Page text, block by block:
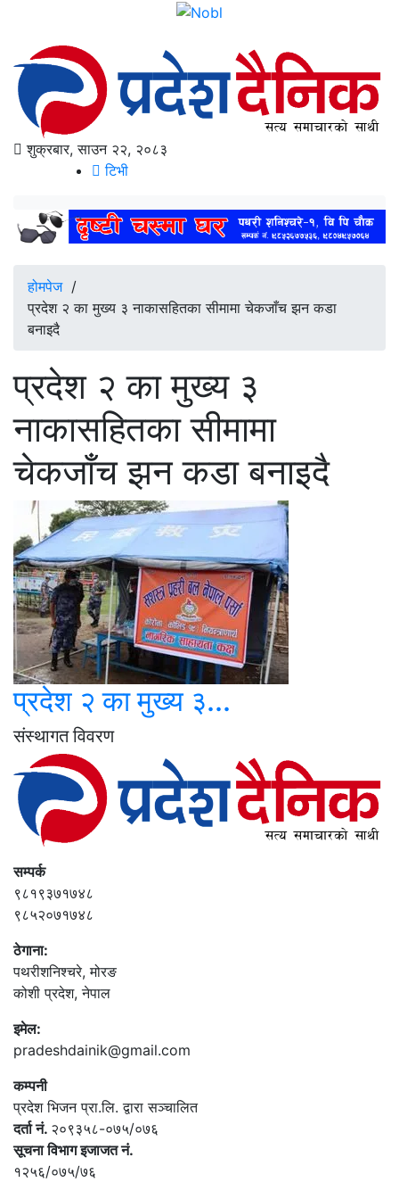
शुक्रबार, साउन २२, २०८३
टिभी
होमपेज/
प्रदेश २ का मुख्य ३ नाकासहितका सीमामा चेकजाँच झन कडा
बनाइदै
प्रदेश २ का मुख्य ३
नाकासहितका सीमामा
चेकजाँच झन कडा बनाइदै
प्रदेश २ का मुख्य ३...
संस्थागत विवरण
सम्पर्क
९८१९३७१७४८
९८५२०७१७४८
ठेगाना:
पथरीशनिश्‍चरे, मोरङ
कोशी प्रदेश, नेपाल
इमेल:
pradeshdainik@gmail.com
कम्पनी
प्रदेश भिजन प्रा.लि. द्वारा सञ्‍चालित
दर्ता नं. २०९३५८-०७५/०७६
सूचना विभाग इजाजत नं.
१२५६/०७५/७६